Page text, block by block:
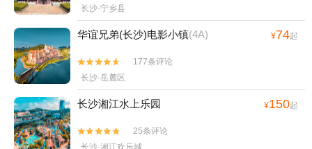
长沙·宁乡县
华谊兄弟(长沙)电影小镇(4A) ¥74起


177条评论
长沙·岳麓区
长沙湘江水上乐园 ¥150起


25条评论